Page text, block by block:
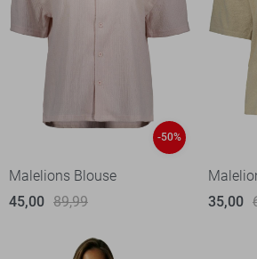
-50%
Malelions Blouse
45,00 89,99
35,00